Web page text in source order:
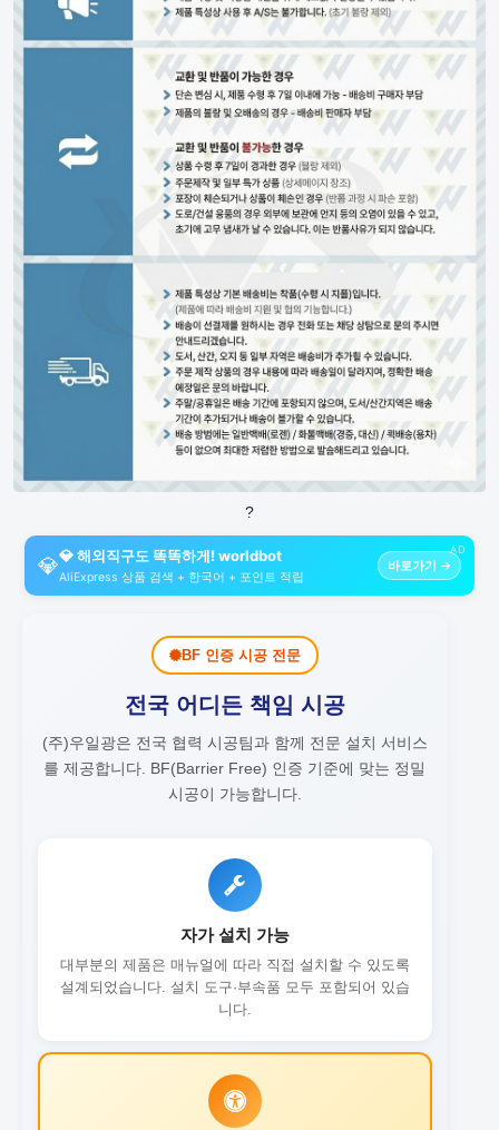
?
AD
💎💎 해외직구도 똑똑하게! worldbot
AliExpress 상품 검색 + 한국어 + 포인트 적립
바로가기 →
BF 인증 시공 전문
전국 어디든 책임 시공
(주)우일광은 전국 협력 시공팀과 함께 전문 설치 서비스
를 제공합니다. BF(Barrier Free) 인증 기준에 맞는 정밀
시공이 가능합니다.
자가 설치 가능
대부분의 제품은 매뉴얼에 따라 직접 설치할 수 있도록
설계되었습니다. 설치 도구·부속품 모두 포함되어 있습
니다.